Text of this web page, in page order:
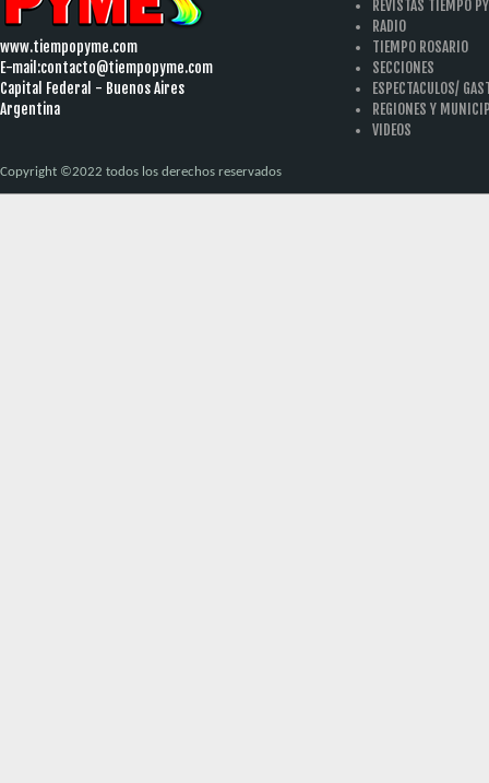
www.tiempopyme.com
E-mail:contacto@tiempopyme.com
Capital Federal - Buenos Aires
Argentina
REVISTAS TIEMPO
RADIO
TIEMPO ROSARIO
SECCIONES
ESPECTACULOS/
REGIONES Y
VIDEOS
Copyright ©2022 todos los derechos reservados